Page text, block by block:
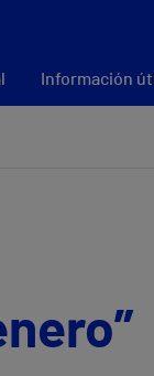
Información